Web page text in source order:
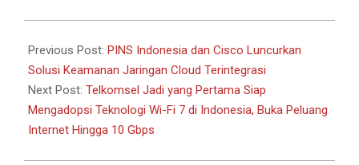
06-
08
Previous Post: PINS Indonesia dan Cisco Luncurkan
Solusi Keamanan Jaringan Cloud Terintegrasi
Next Post: Telkomsel Jadi yang Pertama Siap
Mengadopsi Teknologi Wi-Fi 7 di Indonesia, Buka Peluang
Internet Hingga 10 Gbps